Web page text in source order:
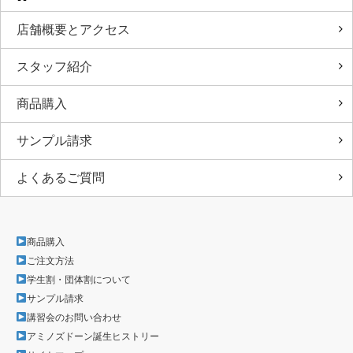
店舗概要とアクセス
スタッフ紹介
商品購入
サンプル請求
よくあるご質問
商品購入
ご注文方法
学生割・団体割について
サンプル請求
講習会のお問い合わせ
アミノズドーン誕生ヒストリー